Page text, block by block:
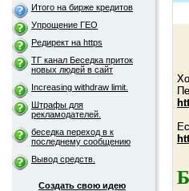
Итого на бирже кредитов
Упрощение ГЕО
Редирект на https
ТГ канал Беседка приток
новых людей в сайт
Increasing withdraw limit.
Штрафы для
рекламодателей.
беседка переход в к
последнему сообщению
Вывод средств.
Создать свою идею